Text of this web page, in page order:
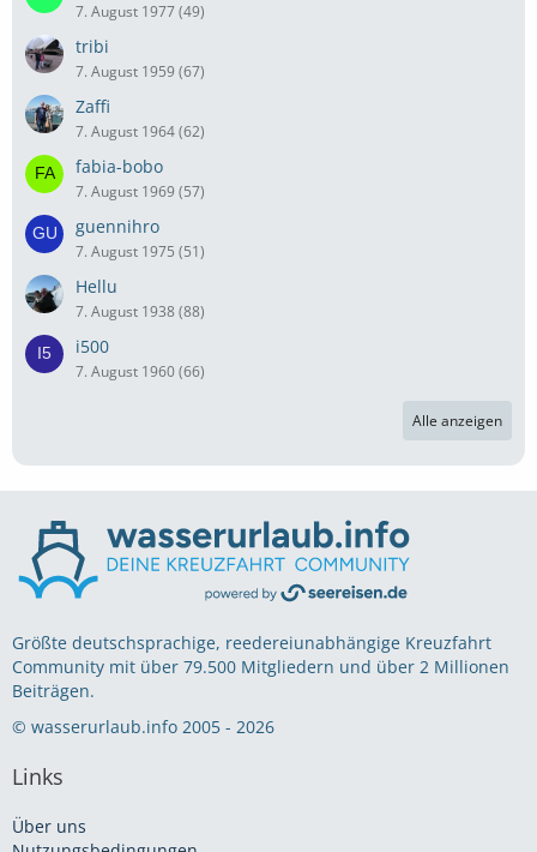
7. August 1977 (49)
tribi
7. August 1959 (67)
Zaffi
7. August 1964 (62)
fabia-bobo
7. August 1969 (57)
guennihro
7. August 1975 (51)
Hellu
7. August 1938 (88)
i500
7. August 1960 (66)
Alle anzeigen
Größte deutschsprachige, reedereiunabhängige Kreuzfahrt
Community mit über 79.500 Mitgliedern und über 2 Millionen
Beiträgen.
© wasserurlaub.info 2005 - 2026
Links
Über uns